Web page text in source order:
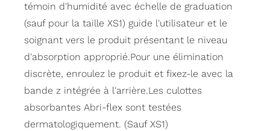
témoin d'humidité avec échelle de graduation
(sauf pour la taille XS1) guide l'utilisateur et le
soignant vers le produit présentant le niveau
d'absorption approprié.Pour une élimination
discrète, enroulez le produit et fixez-le avec la
bande z intégrée à l'arrière.Les culottes
absorbantes Abri-flex sont testées
dermatologiquement. (Sauf XS1)